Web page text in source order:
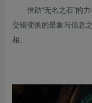
借助“无名之石”的
交错变换的景象与信息
相。